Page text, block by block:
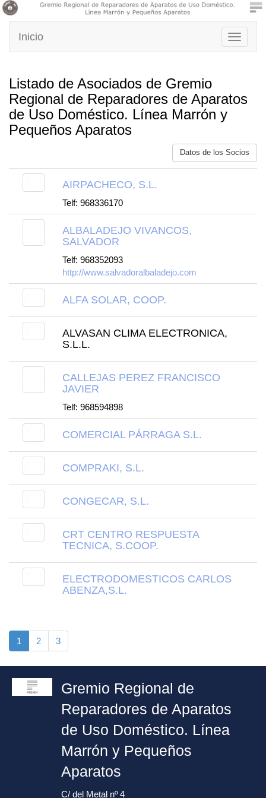
Toggle
Inicio
Listado de Asociados de Gremio
Regional de Reparadores de Aparatos
de Uso Doméstico. Línea Marrón y
Pequeños Aparatos
Datos de los Socios
AIRPACHECO, S.L.
Telf: 968336170
ALBALADEJO VIVANCOS,
SALVADOR
Telf: 968352093
http://www.salvadoralbaladejo.com
ALFA SOLAR, COOP.
ALVASAN CLIMA ELECTRONICA,
S.L.L.
CALLEJAS PEREZ FRANCISCO
JAVIER
Telf: 968594898
COMERCIAL PÁRRAGA S.L.
COMPRAKI, S.L.
CONGECAR, S.L.
CRT CENTRO RESPUESTA
TECNICA, S.COOP.
ELECTRODOMESTICOS CARLOS
ABENZA,S.L.
1 2 3
Gremio Regional de
Reparadores de Aparatos
de Uso Doméstico. Línea
Marrón y Pequeños
Aparatos
C/ del Metal nº 4